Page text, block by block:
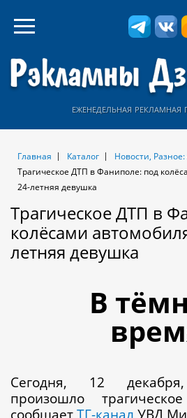
еженедельная рекламная
Главная Каталог Новости,
Трагическое ДТП в Фаниполе: под
24-летняя девушка
Трагическое ДТП в
колёсами
летняя девушка
В
Сегодня, 12
произошло
сообщает ТГ-канал УВД